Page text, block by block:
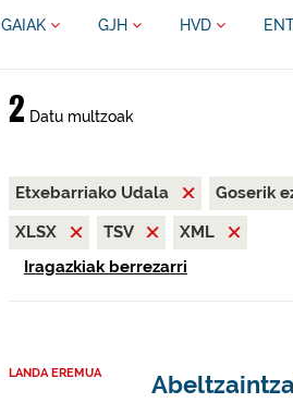
GAIAK GJH HVD
2 Datu multzoak
Etxebarriako Udala
Goserik
XLSX
TSV
XML
Iragazkiak berrezarri
LANDA EREMUA